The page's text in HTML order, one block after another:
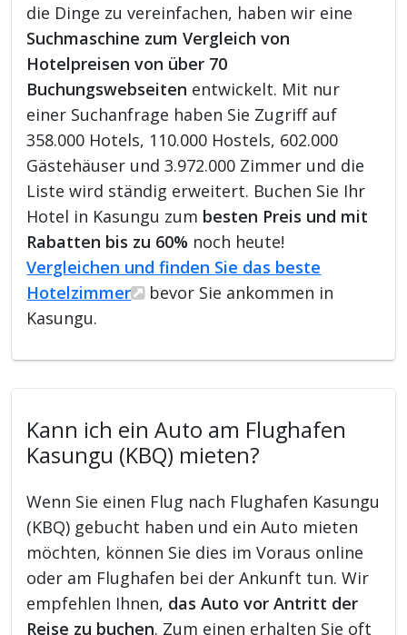
die Dinge zu vereinfachen, haben wir eine
Suchmaschine zum Vergleich von
Hotelpreisen von über 70
Buchungswebseiten entwickelt. Mit nur
einer Suchanfrage haben Sie Zugriff auf
358.000 Hotels, 110.000 Hostels, 602.000
Gästehäuser und 3.972.000 Zimmer und die
Liste wird ständig erweitert. Buchen Sie Ihr
Hotel in Kasungu zum besten Preis und mit
Rabatten bis zu 60% noch heute!
Vergleichen und finden Sie das beste
Hotelzimmer
bevor Sie ankommen in
Kasungu.
Kann ich ein Auto am Flughafen
Kasungu (KBQ) mieten?
Wenn Sie einen Flug nach Flughafen Kasungu
(KBQ) gebucht haben und ein Auto mieten
möchten, können Sie dies im Voraus online
oder am Flughafen bei der Ankunft tun. Wir
empfehlen Ihnen, das Auto vor Antritt der
Reise zu buchen. Zum einen erhalten Sie oft